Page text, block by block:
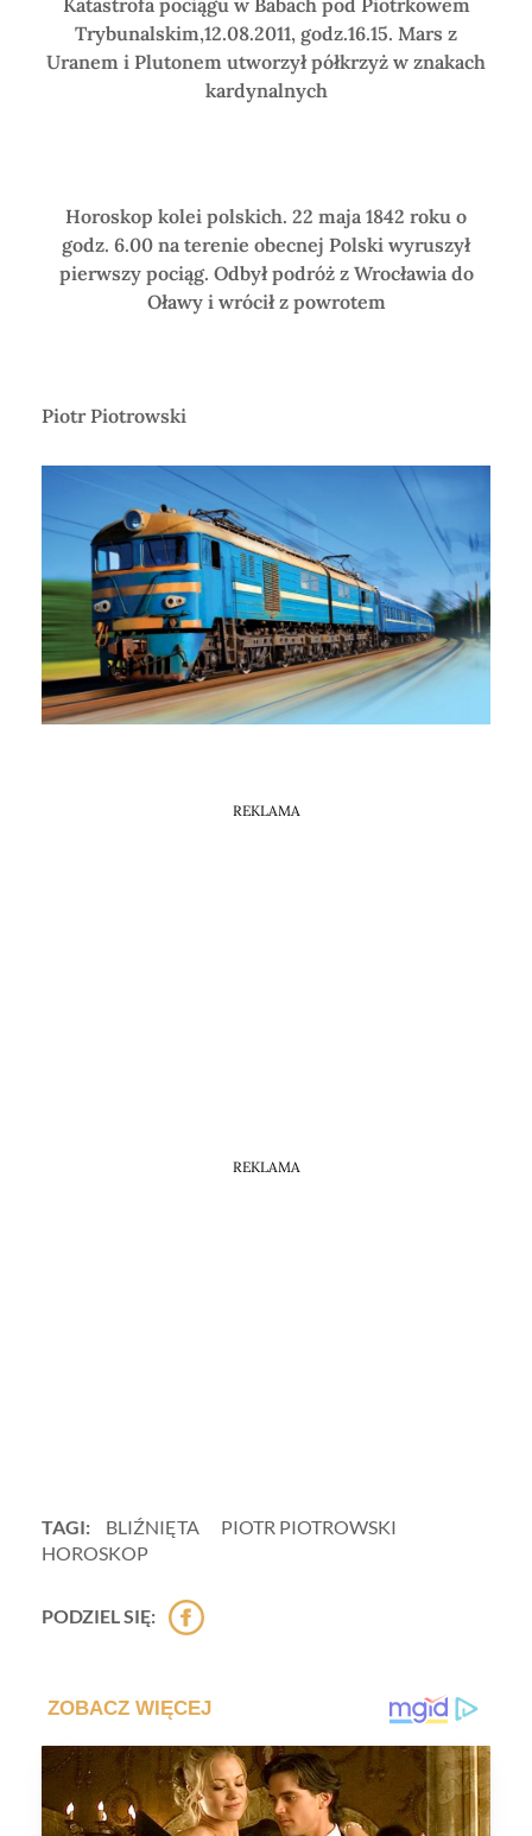
Trybunalskim,12.08.2011, godz.16.15. Mars z
Uranem i Plutonem utworzył półkrzyż w znakach
kardynalnych
Horoskop kolei polskich. 22 maja 1842 roku o
godz. 6.00 na terenie obecnej Polski wyruszył
pierwszy pociąg. Odbył podróż z Wrocławia do
Oławy i wrócił z powrotem
Piotr Piotrowski
REKLAMA
REKLAMA
TAGI: BLIŹNIĘTA
PIOTR PIOTROWSKI
HOROSKOP
PODZIEL SIĘ: